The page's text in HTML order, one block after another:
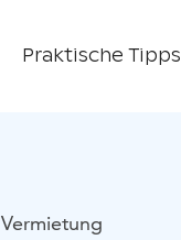
Praktische Tipps
Vermietung